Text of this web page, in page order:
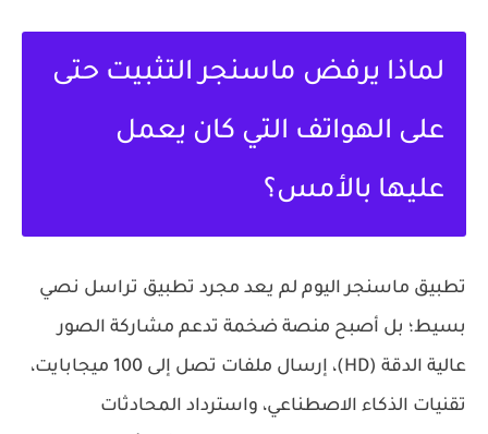
لماذا يرفض ماسنجر التثبيت حتى
على الهواتف التي كان يعمل
عليها بالأمس؟
تطبيق ماسنجر اليوم لم يعد مجرد تطبيق تراسل نصي
بسيط؛ بل أصبح منصة ضخمة تدعم مشاركة الصور
عالية الدقة (HD)، إرسال ملفات تصل إلى 100 ميجابايت،
تقنيات الذكاء الاصطناعي، واسترداد المحادثات